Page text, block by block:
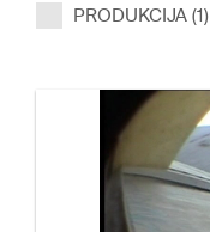
PRODUKCIJA (1)